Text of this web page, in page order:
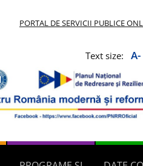
PORTAL DE SERVICII PUBLICE
Text size: A-